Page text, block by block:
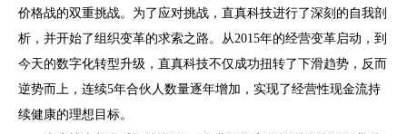
价格战的双重挑战。为了应对挑战，直真科技进行了深刻的自我剖
析，并开始了组织变革的求索之路。从2015年的经营变革启动，到
今天的数字化转型升级，直真科技不仅成功扭转了下滑趋势，反而
逆势而上，连续5年合伙人数量逐年增加，实现了经营性现金流持
续健康的理想目标。